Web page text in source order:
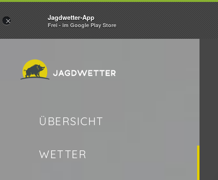
× Jagdwetter-App
Frei - im Google Play Store
ÜBERSICHT
WETTER